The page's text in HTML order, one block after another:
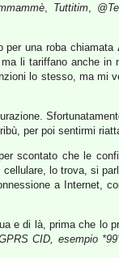
, Tuttitim,
per una roba chiamata
li tariffano anche
lo stesso, ma mi
per poi sentirmi
scontato che le
lo trova, si
a Internet,
e di là, prima che lo
CID, esempio